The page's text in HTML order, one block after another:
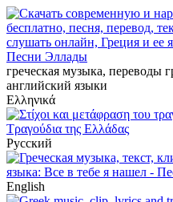
Песни Эллады
греческая музыка, переводы
английский языки
Ελληνικά
Русский
English